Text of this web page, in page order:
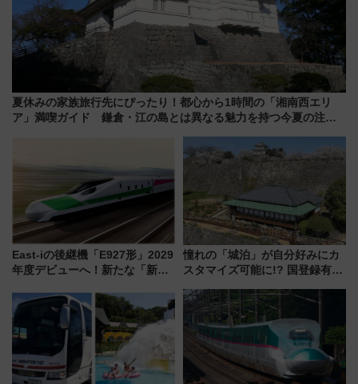
夏休みの家族旅行先にぴったり！都心から1時間の「湘南西エリ
ア」満喫ガイド 鎌倉・江の島とは異なる魅力を持つ今夏の注目
East-iの後継機「E927形」2029
年度デビューへ！新たな「新幹
説【JR東日本】
憧れの「城泊」が自分好みにカ
スタマイズ可能に!? 国登録有形
にオーダーメイド型の宿泊プラ
ンが誕生！